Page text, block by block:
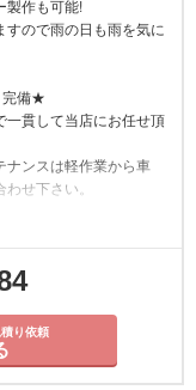
製作も可能!
すので雨の日も雨を気に
完備★
一貫して当店にお任せ頂
ナンスは軽作業から車
せ下さい。
り依頼